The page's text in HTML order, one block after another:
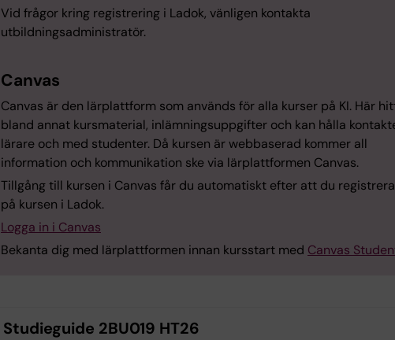
Vid frågor kring registrering i Ladok, vänligen kontakta
utbildningsadministratör.
Canvas
Canvas är den lärplattform som används för alla kurser på KI. Här
bland annat kursmaterial, inlämningsuppgifter och kan hålla
lärare och med studenter. Då kursen är webbaserad kommer all
information och kommunikation ske via lärplattformen Canvas.
Tillgång till kursen i Canvas får du automatiskt efter att du
på kursen i Ladok.
Logga in i Canvas
Bekanta dig med lärplattformen innan kursstart med Canvas
Studieguide 2BU019 HT26